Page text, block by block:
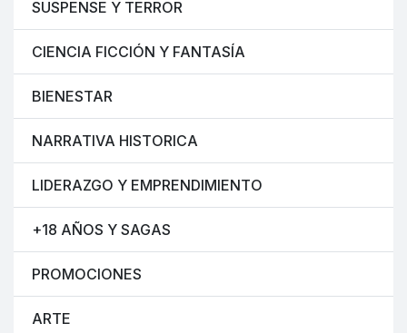
SUSPENSE Y TERROR
CIENCIA FICCIÓN Y FANTASÍA
BIENESTAR
NARRATIVA HISTORICA
LIDERAZGO Y EMPRENDIMIENTO
+18 AÑOS Y SAGAS
PROMOCIONES
ARTE